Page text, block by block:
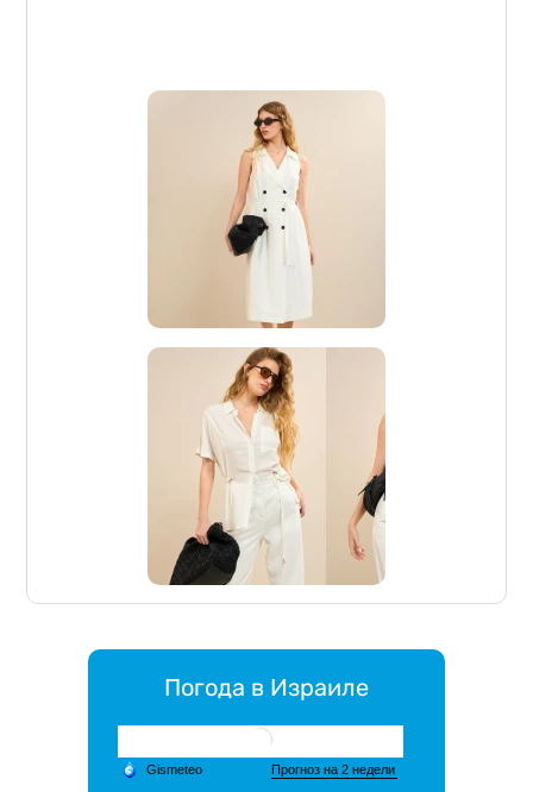
Погода в Израиле